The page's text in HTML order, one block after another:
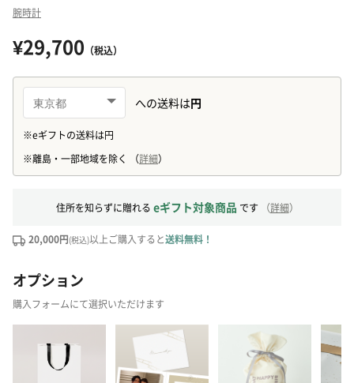
腕時計
¥29,700 （税込）
住所を知らずに贈れる eギフト対象商品 です （詳細）
20,000円(税込)以上ご購入すると送料無料！
オプション
購入フォームにて選択いただけます